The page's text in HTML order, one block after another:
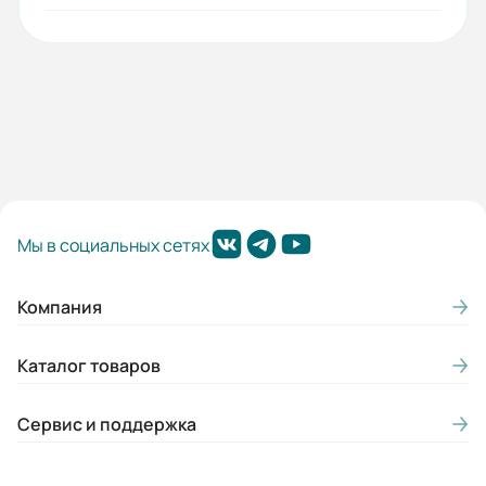
Вес (кг):
Габариты (ШхВхГ, м):
0.175x0.185x0.295
Мы в социальных сетях
Компания
Каталог товаров
Сервис и поддержка